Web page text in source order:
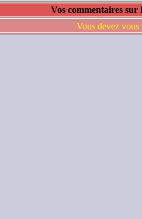
Vos commentaires
Vous devez